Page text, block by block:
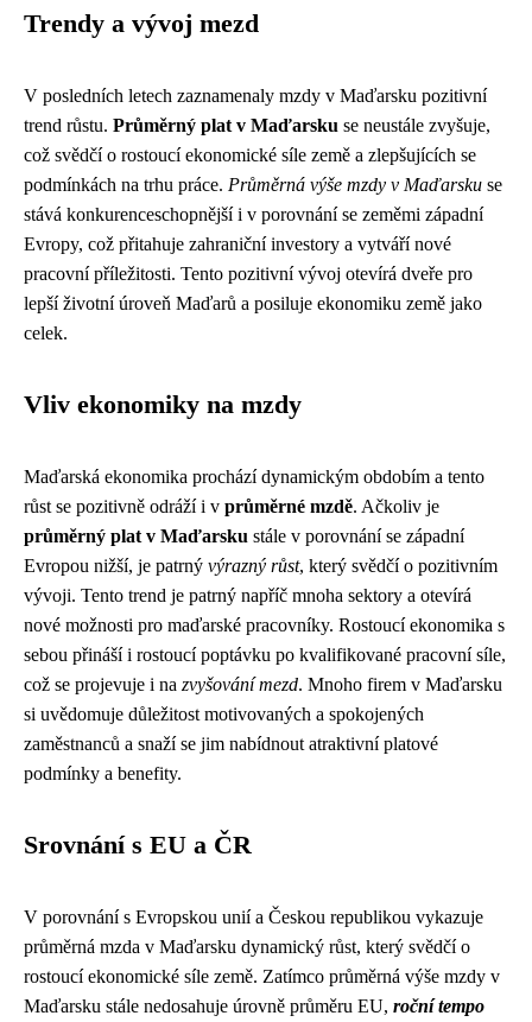
Trendy a vývoj mezd
V posledních letech zaznamenaly mzdy v Maďarsku pozitivní
trend růstu. Průměrný plat v Maďarsku se neustále zvyšuje,
což svědčí o rostoucí ekonomické síle země a zlepšujících se
podmínkách na trhu práce. Průměrná výše mzdy v Maďarsku se
stává konkurenceschopnější i v porovnání se zeměmi západní
Evropy, což přitahuje zahraniční investory a vytváří nové
pracovní příležitosti. Tento pozitivní vývoj otevírá dveře pro
lepší životní úroveň Maďarů a posiluje ekonomiku země jako
celek.
Vliv ekonomiky na mzdy
Maďarská ekonomika prochází dynamickým obdobím a tento
růst se pozitivně odráží i v průměrné mzdě. Ačkoliv je
průměrný plat v Maďarsku stále v porovnání se západní
Evropou nižší, je patrný výrazný růst, který svědčí o pozitivním
vývoji. Tento trend je patrný napříč mnoha sektory a otevírá
nové možnosti pro maďarské pracovníky. Rostoucí ekonomika s
sebou přináší i rostoucí poptávku po kvalifikované pracovní síle,
což se projevuje i na zvyšování mezd. Mnoho firem v Maďarsku
si uvědomuje důležitost motivovaných a spokojených
zaměstnanců a snaží se jim nabídnout atraktivní platové
podmínky a benefity.
Srovnání s EU a ČR
V porovnání s Evropskou unií a Českou republikou vykazuje
průměrná mzda v Maďarsku dynamický růst, který svědčí o
rostoucí ekonomické síle země. Zatímco průměrná výše mzdy v
Maďarsku stále nedosahuje úrovně průměru EU, roční tempo